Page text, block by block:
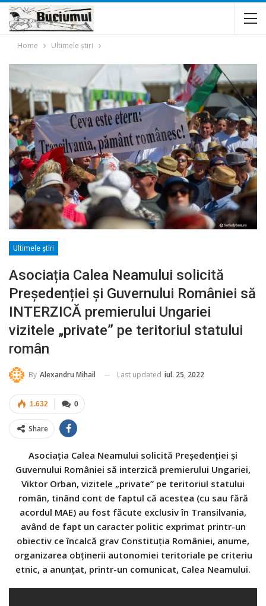
Home Ultimele ştiri
Ultimele ştiri
Asociația Calea Neamului solicită
Președenției și Guvernului României să
INTERZICĂ premierului Ungariei
vizitele „private” pe teritoriul statului
român
By Alexandru Mihail Last updated iul. 25, 2022
0
1.632
Share
Asociația Calea Neamului solicită Președenției și
Guvernului României să interzică premierului Ungariei,
Viktor Orban, vizitele „private” pe teritoriul statului
român, tinând cont de faptul că acestea (cu sau fără
acordul MAE) au fost făcute exclusiv în Transilvania,
având de fapt un caracter politic exprimat printr-un
obiectiv ce încalcă grav Constituția României, anume,
organizarea obținerii autonomiei teritoriale pe criteriu
etnic, a anunțat, printr-un comunicat, Calea Neamului.